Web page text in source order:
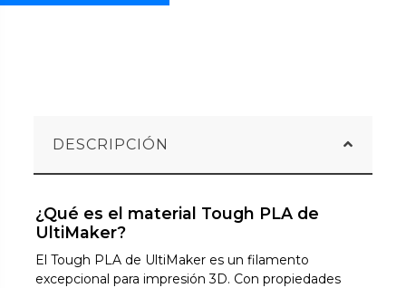
DESCRIPCIÓN
¿Qué es el material Tough PLA de
UltiMaker?
El Tough PLA de UltiMaker es un filamento
excepcional para impresión 3D. Con propiedades